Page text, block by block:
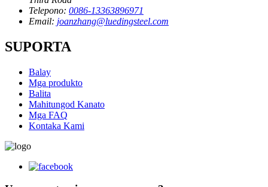
Telepono: 0086-13363896971
Email: joanzhang@luedingsteel.com
SUPORTA
Balay
Mga produkto
Balita
Mahitungod Kanato
Mga FAQ
Kontaka Kami